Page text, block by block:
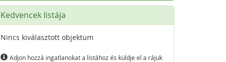
Kedvencek listája
Nincs kiválasztott objektum
Adjon hozzá ingatlanokat a listához és küldje el a rájuk